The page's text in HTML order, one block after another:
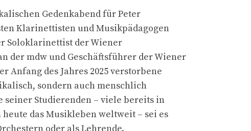
Gedenkabend für Peter
Klarinettisten und Musikpädagogen
Soloklarinettist der Wiener
der mdw und Geschäftsführer der Wiener
des Jahres 2025 verstorbene
sondern auch menschlich
seiner Studierenden – viele bereits in
das Musikleben weltweit – sei es
oder als Lehrende.